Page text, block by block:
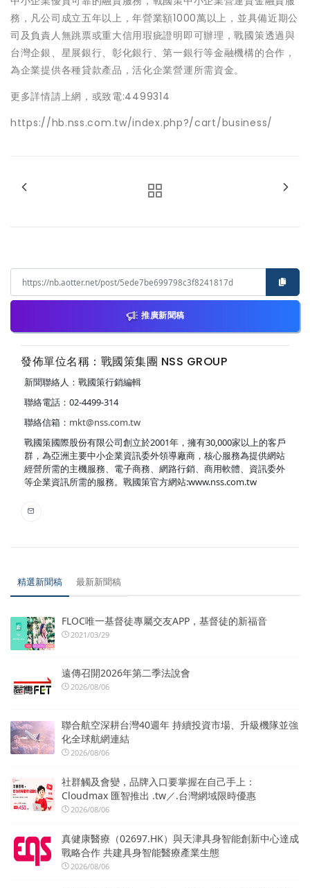
務，凡公司成立五年以上，年營業額1000萬以上，並具備近期公
司及負責人無跳票或重大信用瑕疵證明即可辦理，戰國策透過與
台灣企銀、星展銀行、彰化銀行、第一銀行等金融機構的合作，
為企業提供各種貸款產品，活化企業營運所需資金。
更多詳情請上網，或致電:4499314
https://hb.nss.com.tw/index.php?/cart/business/
推廣新聞稿
發佈單位名稱：戰國策集團 NSS GROUP
新聞聯絡人：戰國策行銷編輯
聯絡電話：02-4499-314
聯絡信箱： mkt@nss.com.tw
戰國策國際股份有限公司創立於2001年，擁有30,000家以上的客戶
群，為亞洲主要中小企業資訊委外領導廠商，核心服務為提供網站
經營所需的主機服務、電子商務、網路行銷、商用軟體、資訊委外
等企業資訊所需的服務。戰國策官方網站:www.nss.com.tw
精選新聞稿 最新新聞稿
FLOC唯一基督徒專屬交友APP，基督徒的新福音
2021/03/29
遠傳召開2026年第二季法說會
2026/08/06
聯合航空深耕台灣40週年 持續投資市場、升級機隊並強
化全球航網連結
2026/08/06
社群觸及會變，品牌入口要掌握在自己手上：
Cloudmax 匯智推出 .tw／.台灣網域限時優惠
2026/08/06
真健康醫療（02697.HK）與天津具身智能創新中心達成
戰略合作 共建具身智能醫療產業生態
2026/08/06